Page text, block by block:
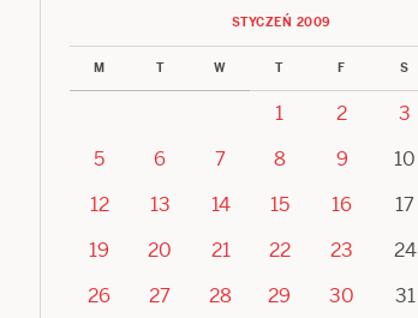
STYCZEŃ 2009
M T W T F S
1 2 3
5
6 7 8 9 10
12
13 14 15 16 17
19
20 21 22 23 24
26
27 28 29 30
31